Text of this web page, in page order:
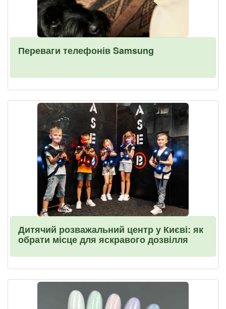
Переваги телефонів Samsung
Дитячий розважальний центр у Києві: як
обрати місце для яскравого дозвілля